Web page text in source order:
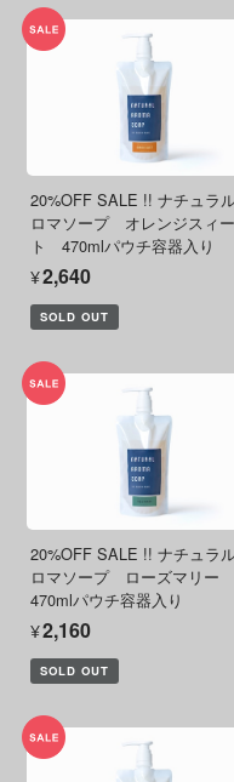
20%OFF SALE !! ナチュラ
ロマソープ オレンジスィー
ト 470mlパウチ容器入り
¥2,640
SOLD OUT
20%OFF SALE !! ナチュラ
ロマソープ ローズマリー
470mlパウチ容器入り
¥2,160
SOLD OUT